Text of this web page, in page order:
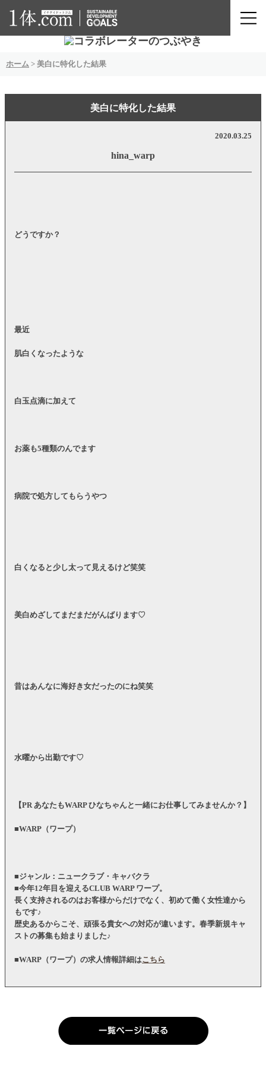
ホーム > 美白に特化した結果
美白に特化した結果
2020.03.25
hina_warp
どうですか？
最近
肌白くなったような
白玉点滴に加えて
お薬も5種類のんでます
病院で処方してもらうやつ
白くなると少し太って見えるけど笑笑
美白めざしてまだまだがんばります♡
昔はあんなに海好き女だったのにね笑笑
水曜から出勤です♡
【PR あなたもWARP ひなちゃんと一緒にお仕事してみませんか？】
■WARP（ワープ）
■ジャンル：ニュークラブ・キャバクラ
■今年12年目を迎えるCLUB WARP ワープ。
長く支持されるのはお客様からだけでなく、初めて働く女性達から
もです♪
歴史あるからこそ、頑張る貴女への対応が違います。春季新規キャ
ストの募集も始まりました♪
■WARP（ワープ）の求人情報詳細はこちら